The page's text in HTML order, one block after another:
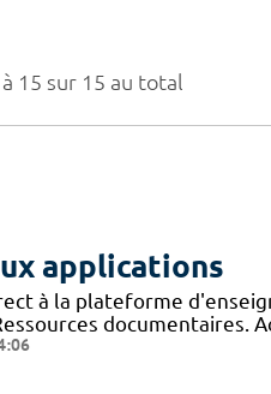
15 sur 15 au total
applications
à la plateforme
documentaires.